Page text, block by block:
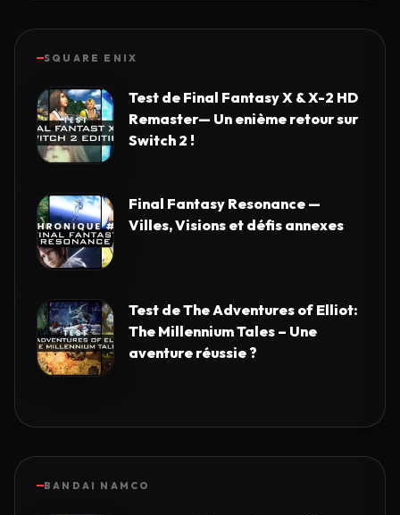
SQUARE ENIX
Test de Final Fantasy X & X-2 HD
Remaster— Un enième retour sur
Switch 2 !
Final Fantasy Resonance —
Villes, Visions et défis annexes
Test de The Adventures of Elliot:
The Millennium Tales – Une
aventure réussie ?
BANDAI NAMCO